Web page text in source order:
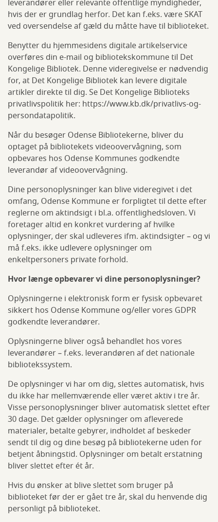
leverandører eller relevante offentlige myndigheder,
hvis der er grundlag herfor. Det kan f.eks. være SKAT
ved oversendelse af gæld du måtte have til biblioteket.
Benytter du hjemmesidens digitale artikelservice
overføres din e-mail og bibliotekskommune til Det
Kongelige Bibliotek. Denne videregivelse er nødvendig
for, at Det Kongelige Bibliotek kan levere digitale
artikler direkte til dig. Se Det Kongelige Biblioteks
privatlivspolitik her: https://www.kb.dk/privatlivs-og-
persondatapolitik.
Når du besøger Odense Bibliotekerne, bliver du
optaget på bibliotekets videoovervågning, som
opbevares hos Odense Kommunes godkendte
leverandør af videoovervågning.
Dine personoplysninger kan blive videregivet i det
omfang, Odense Kommune er forpligtet til dette efter
reglerne om aktindsigt i bl.a. offentlighedsloven. Vi
foretager altid en konkret vurdering af hvilke
oplysninger, der skal udleveres ifm. aktindsigter – og vi
må f.eks. ikke udlevere oplysninger om
enkeltpersoners private forhold.
Hvor længe opbevarer vi dine personoplysninger?
Oplysningerne i elektronisk form er fysisk opbevaret
sikkert hos Odense Kommune og/eller vores GDPR
godkendte leverandører.
Oplysningerne bliver også behandlet hos vores
leverandører – f.eks. leverandøren af det nationale
bibliotekssystem.
De oplysninger vi har om dig, slettes automatisk, hvis
du ikke har mellemværende eller været aktiv i tre år.
Visse personoplysninger bliver automatisk slettet efter
30 dage. Det gælder oplysninger om afleverede
materialer, betalte gebyrer, indholdet af beskeder
sendt til dig og dine besøg på bibliotekerne uden for
betjent åbningstid. Oplysninger om betalt erstatning
bliver slettet efter ét år.
Hvis du ønsker at blive slettet som bruger på
biblioteket før der er gået tre år, skal du henvende dig
personligt på biblioteket.